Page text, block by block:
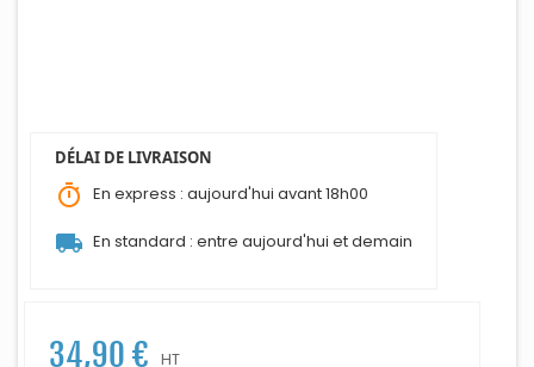
DÉLAI DE LIVRAISON
timer En express : aujourd'hui avant 18h00
local_shipping En standard : entre aujourd'hui et demain
34,90 € HT